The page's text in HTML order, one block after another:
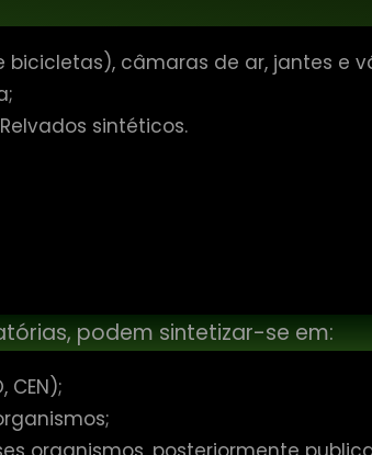
bicicletas), câmaras de ar, jantes e
Relvados sintéticos.
podem sintetizar-se em: